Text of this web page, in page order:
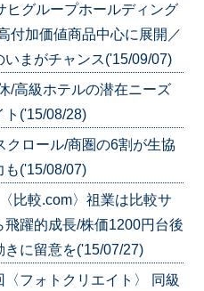
ヒグループホールディング
付加価値商品中心に展開／
いまがチャンス('15/09/07)
/高級ホテルの潜在ニーズ
ト('15/08/28)
ロール/商圏の6割が生協
も('15/08/07)
比較.com〉祖業は比較サ
躍的成長/株価1200円台後
に留意を('15/07/27)
〈フォトクリエイト〉 同級